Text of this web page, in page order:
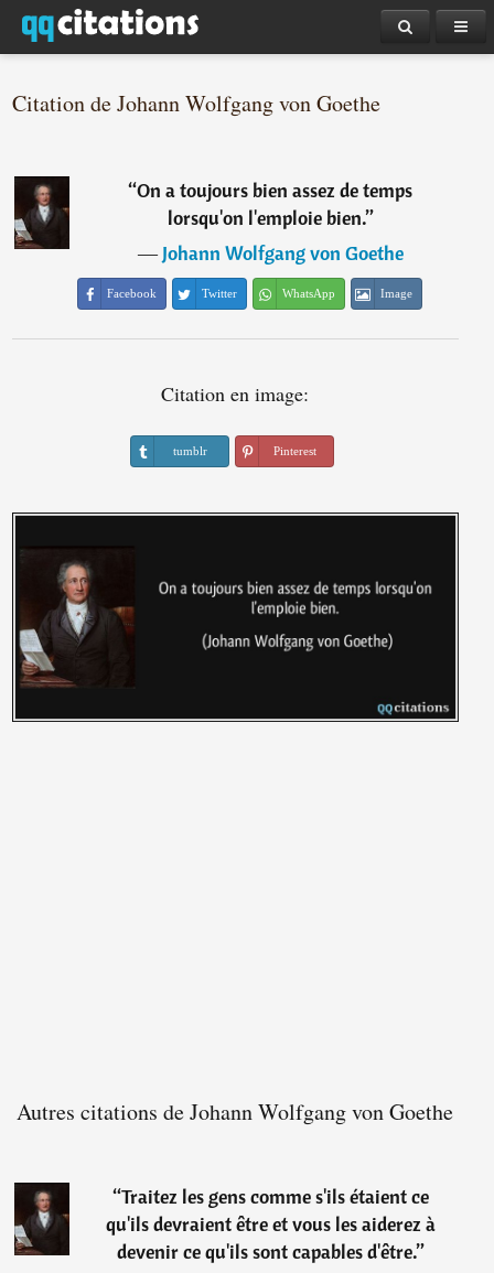
Citation de Johann Wolfgang von Goethe
“On a toujours bien assez de temps
lorsqu'on l'emploie bien.”
―Johann Wolfgang von Goethe
Facebook Twitter WhatsApp Image
Citation en image:
tumblr Pinterest
Autres citations de Johann Wolfgang von Goethe
“Traitez les gens comme s'ils étaient ce
qu'ils devraient être et vous les aiderez à
devenir ce qu'ils sont capables d'être.”